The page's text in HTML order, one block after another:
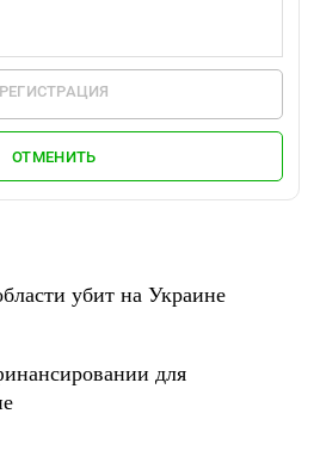
РЕГИСТРАЦИЯ
ОТМЕНИТЬ
убит на Украине
для